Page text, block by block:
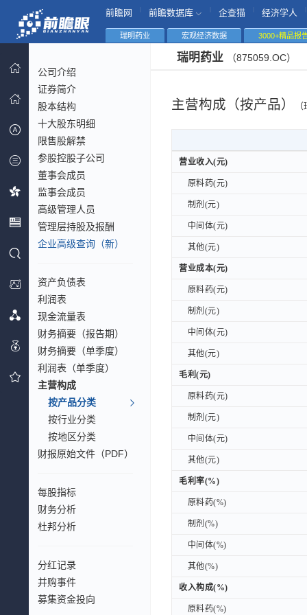
前瞻网 前瞻数据库 企查猫 经济学人
瑞明药业 宏观经济数据 3000+精品报
公司介绍
证券简介
股本结构
十大股东明细
限售股解禁
参股控股子公司
董事会成员
监事会成员
高级管理人员
管理层持股及报酬
企业高级查询（新）
资产负债表
利润表
现金流量表
财务摘要（报告期）
财务摘要（单季度）
利润表（单季度）
主营构成
按产品分类
按行业分类
按地区分类
财报原始文件（PDF）
每股指标
财务分析
杜邦分析
分红记录
并购事件
募集资金投向
瑞明药业 （875059.OC）
主营构成（按产品）
营业收入(元)
原料药(元)
制剂(元)
中间体(元)
其他(元)
营业成本(元)
原料药(元)
制剂(元)
中间体(元)
其他(元)
毛利(元)
原料药(元)
制剂(元)
中间体(元)
其他(元)
毛利率(%)
原料药(%)
制剂(%)
中间体(%)
其他(%)
收入构成(%)
原料药(%)
营业收入(元)
原料药(元)
制剂(元)
中间体(元)
其他(元)
营业成本(元)
原料药(元)
制剂(元)
中间体(元)
其他(元)
毛利(元)
原料药(元)
制剂(元)
中间体(元)
其他(元)
毛利率(%)
原料药(%)
制剂(%)
中间体(%)
其他(%)
收入构成(%)
原料药(%)